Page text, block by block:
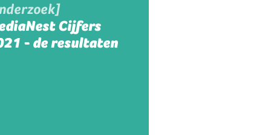
Cijfers
- de resultaten